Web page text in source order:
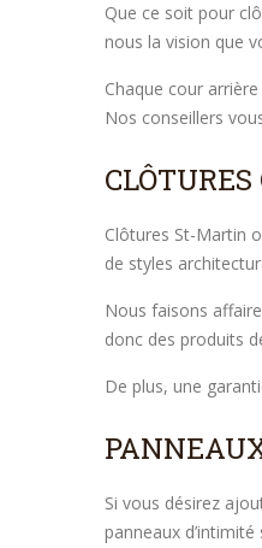
Que ce soit pour
nous la vision que
Chaque cour
Nos conseillers
Clôtures St-Martin
de styles
Nous faisons
donc des produits
De plus, une
Si vous désirez
panneaux